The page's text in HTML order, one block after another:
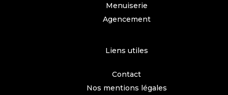
Menuiserie
Agencement
Liens utiles
Contact
Nos mentions légales